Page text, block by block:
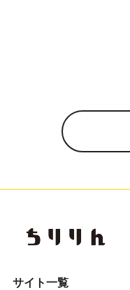
サイト一覧